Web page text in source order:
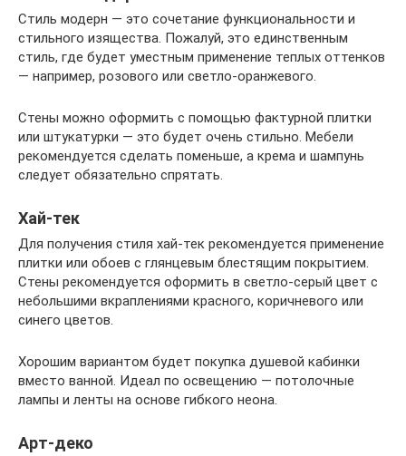
Стиль модерн — это сочетание функциональности и
стильного изящества. Пожалуй, это единственным
стиль, где будет уместным применение теплых оттенков
— например, розового или светло-оранжевого.
Стены можно оформить с помощью фактурной плитки
или штукатурки — это будет очень стильно. Мебели
рекомендуется сделать поменьше, а крема и шампунь
следует обязательно спрятать.
Хай-тек
Для получения стиля хай-тек рекомендуется применение
плитки или обоев с глянцевым блестящим покрытием.
Стены рекомендуется оформить в светло-серый цвет с
небольшими вкраплениями красного, коричневого или
синего цветов.
Хорошим вариантом будет покупка душевой кабинки
вместо ванной. Идеал по освещению — потолочные
лампы и ленты на основе гибкого неона.
Арт-деко